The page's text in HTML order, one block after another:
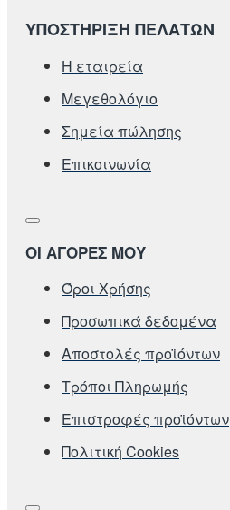
ΥΠΟΣΤΗΡΙΞΗ ΠΕΛΑΤΩΝ
Η εταιρεία
Μεγεθολόγιο
Σημεία πώλησης
Επικοινωνία
ΟΙ ΑΓΟΡΕΣ ΜΟΥ
Όροι Χρήσης
Προσωπικά δεδομένα
Αποστολές προϊόντων
Τρόποι Πληρωμής
Επιστροφές προϊόντων
Πολιτική Cookies